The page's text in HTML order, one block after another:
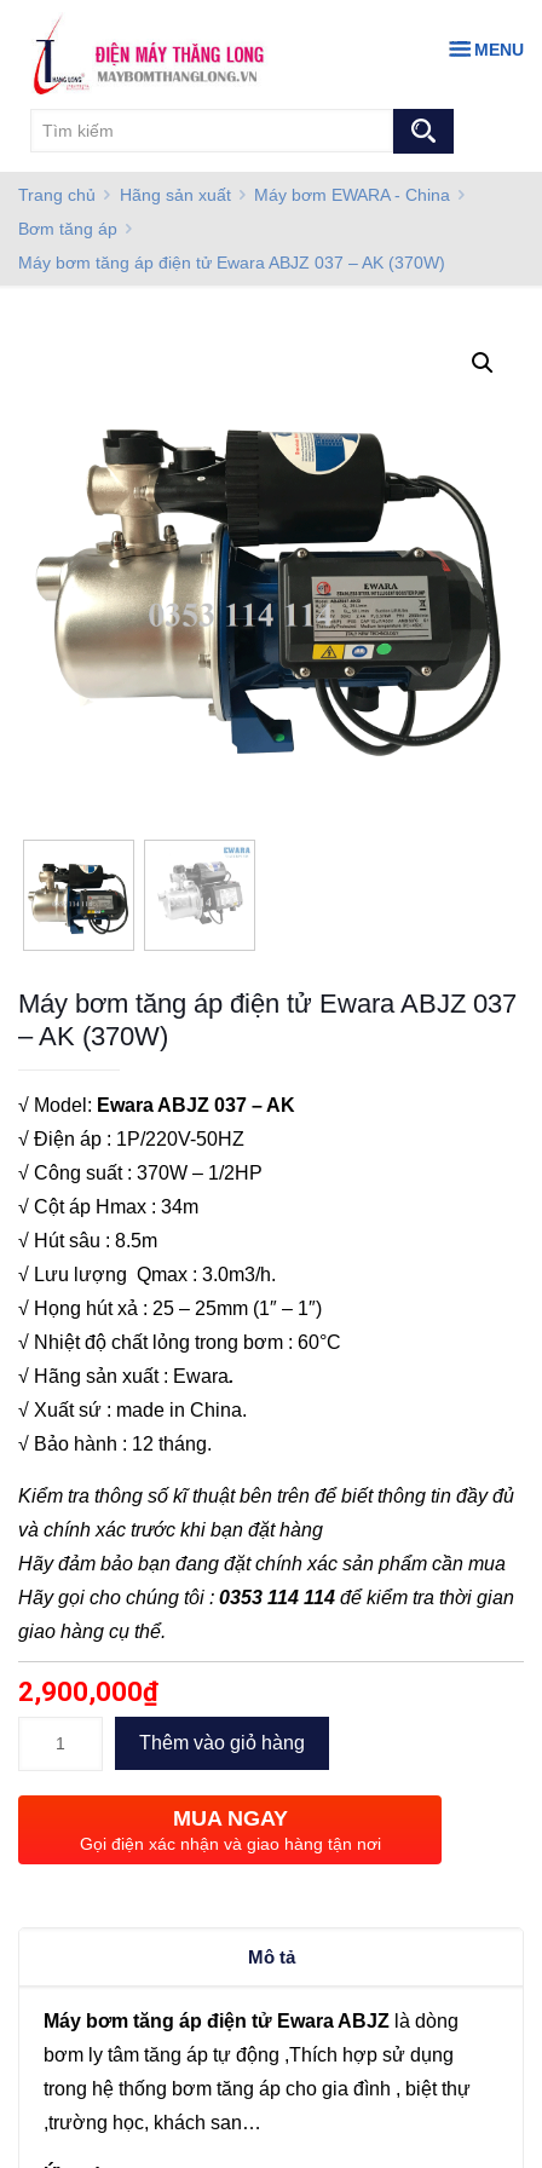
MENU
Trang chủ Hãng sản xuất
Máy bơm EWARA - China
Bơm tăng áp
Máy bơm tăng áp điện tử Ewara ABJZ 037 – AK (370W)
Máy bơm tăng áp điện tử Ewara ABJZ 037
– AK (370W)
√ Model: Ewara ABJZ 037 – AK
√ Điện áp : 1P/220V-50HZ
√ Công suất : 370W – 1/2HP
√ Cột áp Hmax : 34m
√ Hút sâu : 8.5m
√ Lưu lượng Qmax : 3.0m3/h.
√ Họng hút xả : 25 – 25mm (1″ – 1″)
√ Nhiệt độ chất lỏng trong bơm : 60°C
√ Hãng sản xuất : Ewara.
√ Xuất sứ : made in China.
√ Bảo hành : 12 tháng.
Kiểm tra thông số kĩ thuật bên trên để biết thông tin đầy đủ
và chính xác trước khi bạn đặt hàng
Hãy đảm bảo bạn đang đặt chính xác sản phẩm cần mua
Hãy gọi cho chúng tôi : 0353 114 114 để kiểm tra thời gian
giao hàng cụ thể.
2,900,000₫
tăng
điện
(370W)
Thêm vào giỏ hàng
MUA NGAY
Gọi điện xác nhận và giao hàng tận nơi
Mô tả
Máy bơm tăng áp điện tử Ewara ABJZ là dòng
bơm ly tâm tăng áp tự động ,Thích hợp sử dụng
trong hệ thống bơm tăng áp cho gia đình , biệt thự
,trường học, khách san…